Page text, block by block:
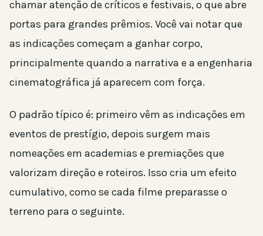
chamar atenção de críticos e festivais, o que abre
portas para grandes prêmios. Você vai notar que
as indicações começam a ganhar corpo,
principalmente quando a narrativa e a engenharia
cinematográfica já aparecem com força.
O padrão típico é: primeiro vêm as indicações em
eventos de prestígio, depois surgem mais
nomeações em academias e premiações que
valorizam direção e roteiros. Isso cria um efeito
cumulativo, como se cada filme preparasse o
terreno para o seguinte.